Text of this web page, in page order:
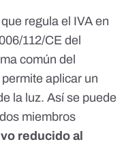
regula el IVA en
112/CE del
común del
permite aplicar un
la luz. Así se puede
miembros
reducido al